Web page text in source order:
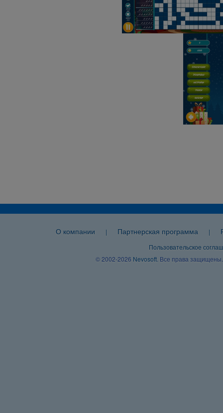
О компании | Партнерская программа |
Пользовательское
© 2002-2026 Nevosoft . Все права защищены